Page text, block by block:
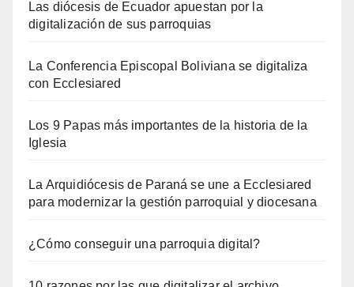
Las diócesis de Ecuador apuestan por la
digitalización de sus parroquias
La Conferencia Episcopal Boliviana se digitaliza
con Ecclesiared
Los 9 Papas más importantes de la historia de la
Iglesia
La Arquidiócesis de Paraná se une a Ecclesiared
para modernizar la gestión parroquial y diocesana
¿Cómo conseguir una parroquia digital?